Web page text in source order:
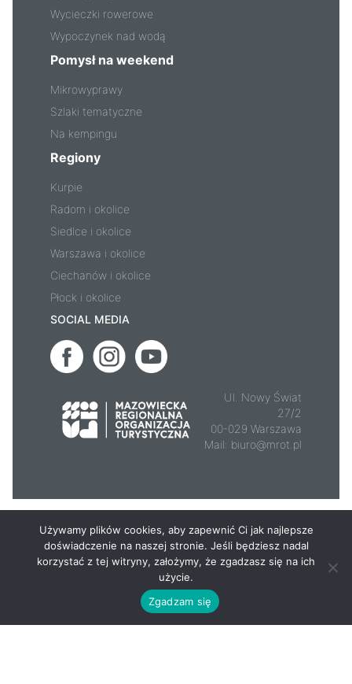
Wycieczki rowerowe
Wypoczynek nad wodą
Pomysł na weekend
Mikrowyprawy
Szlaki tematyczne
Na kempingu
Regiony
Kurpie
Radom i okolice
Siedlce i okolice
Warszawa i okolice
Ciechanów i okolice
Płock i okolice
SOCIAL MEDIA
Ul. Nowy Świat
27/2
00-029 Warszawa
Mail: biuro@mrot.pl
Używamy plików cookies, aby zapewnić Ci jak najlepsze
doświadczenie na naszej stronie. Jeśli będziesz nadal
korzystać z tej witryny, założymy, że zgadzasz się na ich
użycie.
Zgadzam się